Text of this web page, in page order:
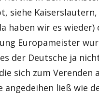
siehe
haben wir es
Europameister
der Deutsche ja
sich zum Verenden
angedeihen ließ wie